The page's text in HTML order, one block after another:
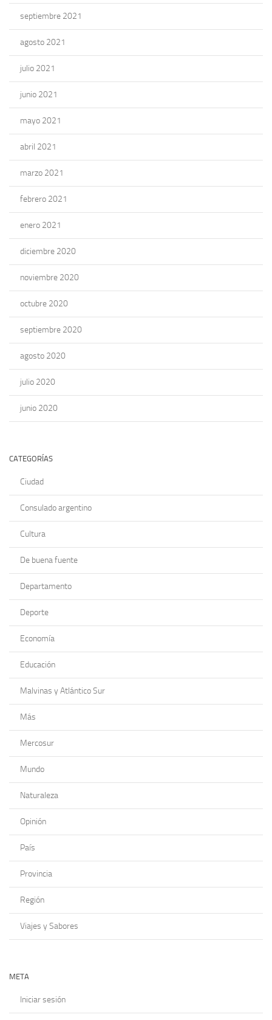
septiembre 2021
agosto 2021
julio 2021
junio 2021
mayo 2021
abril 2021
marzo 2021
febrero 2021
enero 2021
diciembre 2020
noviembre 2020
octubre 2020
septiembre 2020
agosto 2020
julio 2020
junio 2020
CATEGORÍAS
Ciudad
Consulado argentino
Cultura
De buena fuente
Departamento
Deporte
Economía
Educación
Malvinas y Atlántico Sur
Más
Mercosur
Mundo
Naturaleza
Opinión
País
Provincia
Región
Viajes y Sabores
META
Iniciar sesión